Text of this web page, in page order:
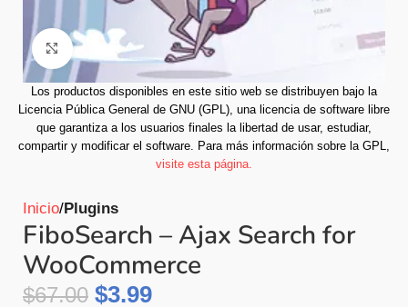
Click to enlarge
Los productos disponibles en este sitio web se distribuyen bajo la
Licencia Pública General de GNU (GPL), una licencia de software libre
que garantiza a los usuarios finales la libertad de usar, estudiar,
compartir y modificar el software. Para más información sobre la GPL,
visite esta página.
Inicio Plugins
FiboSearch – Ajax Search for
WooCommerce
$67.00 $3.99